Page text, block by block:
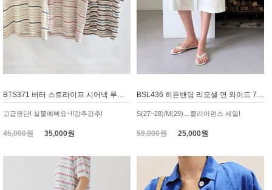
고급원단! 실물예뻐요~!!강추강추!
45,000원35,000원
S(27~28)/M(29)ㅡ클리어런스 세일!
59,000원25,000원